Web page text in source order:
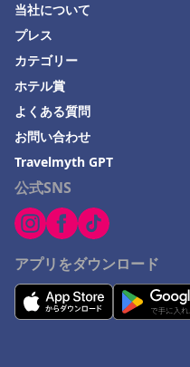
公式SNS
アプリをダウンロード
当社について
プレス
カテゴリー
ホテル賞
よくある質問
お問い合わせ
Travelmyth GPT